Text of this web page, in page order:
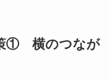
策① 横のつなが